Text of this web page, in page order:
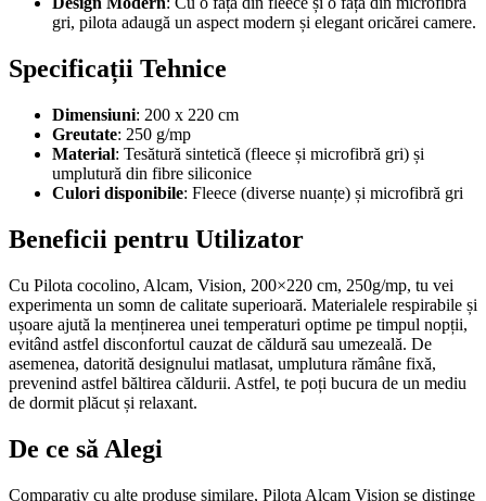
gri, pilota adaugă un aspect modern și elegant oricărei camere.
Specificații Tehnice
Dimensiuni: 200 x 220 cm
Greutate: 250 g/mp
Material: Tesătură sintetică (fleece și microfibră gri) și
umplutură din fibre siliconice
Culori disponibile: Fleece (diverse nuanțe) și microfibră gri
Beneficii pentru Utilizator
Cu Pilota cocolino, Alcam, Vision, 200×220 cm, 250g/mp, tu vei
experimenta un somn de calitate superioară. Materialele respirabile și
ușoare ajută la menținerea unei temperaturi optime pe timpul nopții,
evitând astfel disconfortul cauzat de căldură sau umezeală. De
asemenea, datorită designului matlasat, umplutura rămâne fixă,
prevenind astfel băltirea căldurii. Astfel, te poți bucura de un mediu
de dormit plăcut și relaxant.
De ce să Alegi
Comparativ cu alte produse similare, Pilota Alcam Vision se distinge